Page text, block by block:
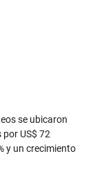
se ubicaron
US$ 72
y un crecimiento